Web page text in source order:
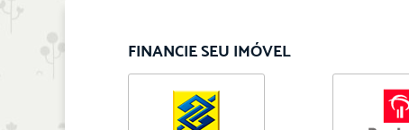
FINANCIE SEU IMÓVEL